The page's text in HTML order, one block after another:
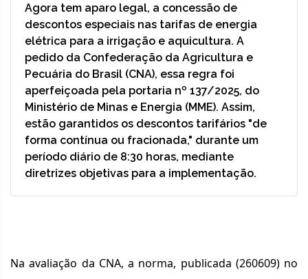
Agora tem aparo legal, a concessão de
descontos especiais nas tarifas de energia
elétrica para a irrigação e aquicultura. A
pedido da Confederação da Agricultura e
Pecuária do Brasil (CNA), essa regra foi
aperfeiçoada pela portaria nº 137/2025, do
Ministério de Minas e Energia (MME). Assim,
estão garantidos os descontos tarifários "de
forma contínua ou fracionada," durante um
período diário de 8:30 horas, mediante
diretrizes objetivas para a implementação.
Na avaliação da CNA, a norma, publicada (260609) no